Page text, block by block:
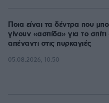
Ποια είναι τα δέντρα που
γίνουν «ασπίδα» για το
απέναντι στις πυρκαγιές
05.08.2026, 10:50